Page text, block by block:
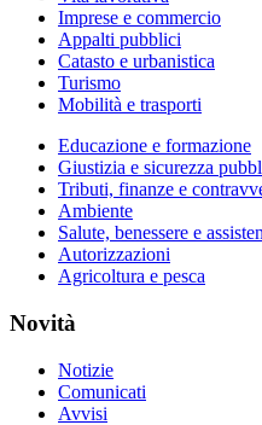
Imprese e commercio
Appalti pubblici
Catasto e urbanistica
Turismo
Mobilità e trasporti
Educazione e formazione
Giustizia e sicurezza
Tributi, finanze e
Ambiente
Salute, benessere e
Autorizzazioni
Agricoltura e pesca
Novità
Notizie
Comunicati
Avvisi